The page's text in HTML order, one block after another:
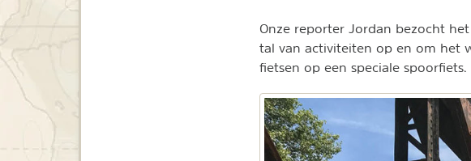
Onze reporter Jordan bezocht het
tal van activiteiten op en om het
fietsen op een speciale spoorfiets.